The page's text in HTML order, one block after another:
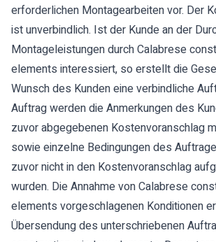
erforderlichen Montagearbeiten vor. Der
ist unverbindlich. Ist der Kunde an der
Montageleistungen durch Calabrese
elements interessiert, so erstellt die
Wunsch des Kunden eine verbindliche
Auftrag werden die Anmerkungen des
zuvor abgegebenen Kostenvoranschlag
sowie einzelne Bedingungen des
zuvor nicht in den Kostenvoranschlag
wurden. Die Annahme von Calabrese
elements vorgeschlagenen Konditionen
Übersendung des unterschriebenen